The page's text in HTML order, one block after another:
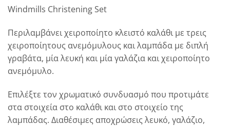
Windmills Christening Set
Περιλαμβάνει χειροποίητο κλειστό καλάθι με τρεις
χειροποίητους ανεμόμυλους και λαμπάδα με διπλή
γραβάτα, μία λευκή και μία γαλάζια και χειροποίητο
ανεμόμυλο.
Επιλέξτε τον χρωματικό συνδυασμό που προτιμάτε
στα στοιχεία στο καλάθι και στο στοιχείο της
λαμπάδας. Διαθέσιμες αποχρώσεις λευκό, γαλάζιο,